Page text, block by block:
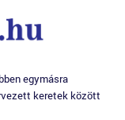
egymásra
keretek között